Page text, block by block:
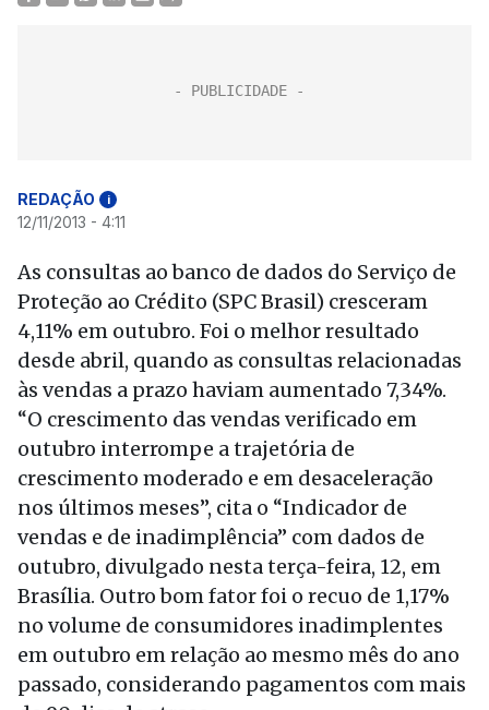
REDAÇÃO i
12/11/2013 - 4:11
As consultas ao banco de dados do Serviço de
Proteção ao Crédito (SPC Brasil) cresceram
4,11% em outubro. Foi o melhor resultado
desde abril, quando as consultas relacionadas
às vendas a prazo haviam aumentado 7,34%.
“O crescimento das vendas verificado em
outubro interrompe a trajetória de
crescimento moderado e em desaceleração
nos últimos meses”, cita o “Indicador de
vendas e de inadimplência” com dados de
outubro, divulgado nesta terça-feira, 12, em
Brasília. Outro bom fator foi o recuo de 1,17%
no volume de consumidores inadimplentes
em outubro em relação ao mesmo mês do ano
passado, considerando pagamentos com mais